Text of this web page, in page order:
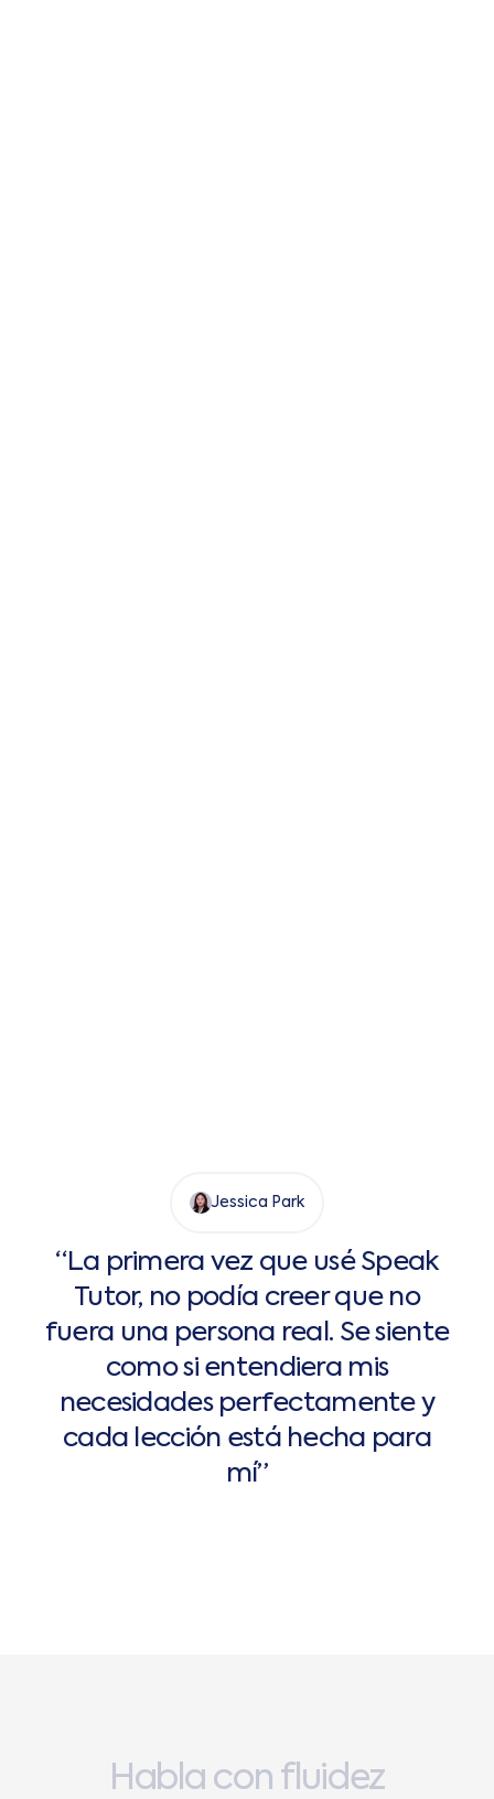
Jessica Park
“La primera vez que usé Speak
Tutor, no podía creer que no
fuera una persona real. Se siente
como si entendiera mis
necesidades perfectamente y
cada lección está hecha para
mí”
Habla con fluidez